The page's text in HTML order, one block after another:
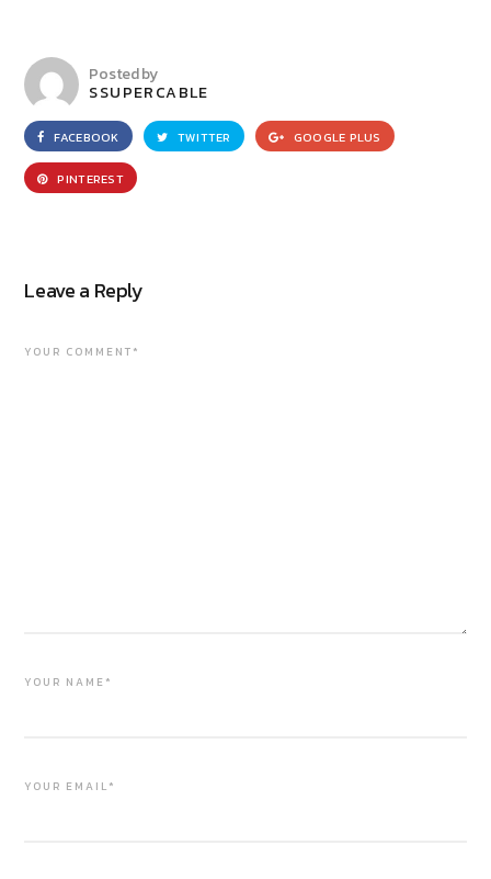
Posted by
SSUPERCABLE
FACEBOOK TWITTER GOOGLE PLUS
PINTEREST
Leave a Reply
YOUR COMMENT*
YOUR NAME*
YOUR EMAIL*